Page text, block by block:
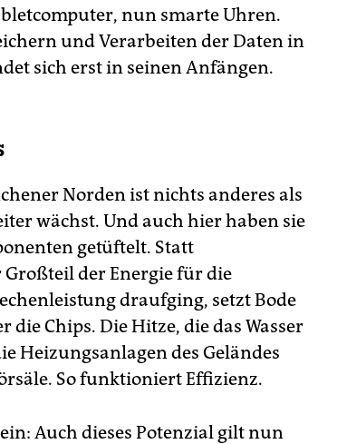
nun smarte Uhren.
und Verarbeiten der Daten in
sich erst in seinen Anfängen.
Norden ist nichts anderes als
wächst. Und auch hier haben sie
getüftelt. Statt
der Energie für die
draufging, setzt Bode
Chips. Die Hitze, die das Wasser
Heizungsanlagen des Geländes
So funktioniert Effizienz.
Auch dieses Potenzial gilt nun